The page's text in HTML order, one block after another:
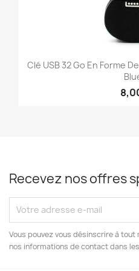
Clé USB 32 Go En Forme
Recevez nos offres
Vous pouvez vous désinscrire à
nos informations de contact dans